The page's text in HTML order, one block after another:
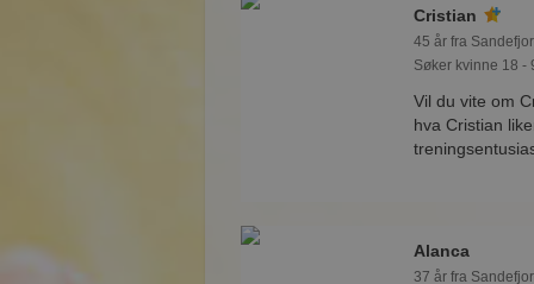
Cristian
45 år fra
Søker kvinne 18 -
Vil du vite om
hva Cristian
Alanca
37 år fra